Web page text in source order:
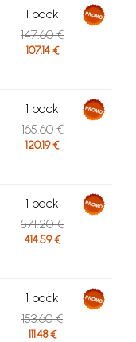
1 pack
147.60 €
107.14 €
1 pack
165.60 €
120.19 €
1 pack
571.20 €
414.59 €
1 pack
153.60 €
111.48 €